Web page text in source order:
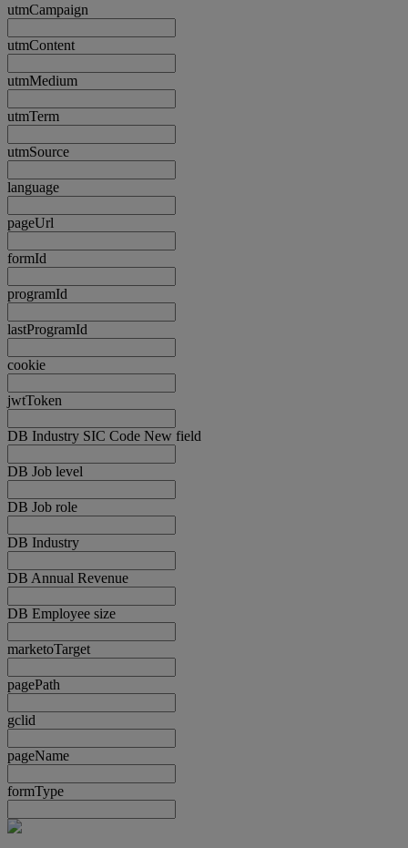
utmCampaign
utmContent
utmMedium
utmTerm
utmSource
language
pageUrl
formId
programId
lastProgramId
cookie
jwtToken
DB Industry SIC Code New field
DB Job level
DB Job role
DB Industry
DB Annual Revenue
DB Employee size
marketoTarget
pagePath
gclid
pageName
formType